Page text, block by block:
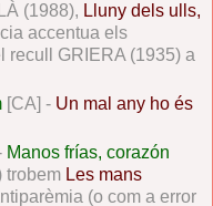
(1988), Lluny dels ulls,
accentua els
recull GRIERA (1935) a
[CA] - Un mal any ho és
Manos frías, corazón
trobem Les mans
(o com a error